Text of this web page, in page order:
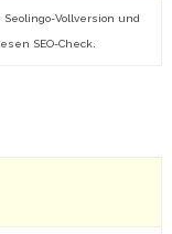
Vollversion und
SEO-Check.